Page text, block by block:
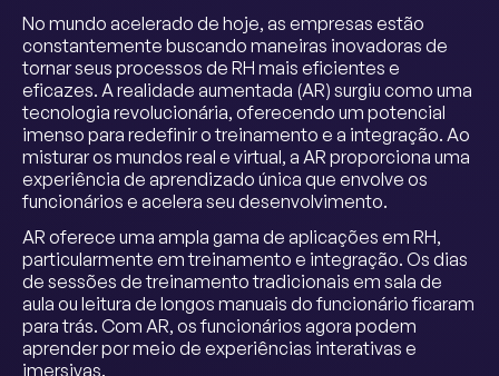
No mundo acelerado de hoje, as empresas estão
constantemente buscando maneiras inovadoras de
tornar seus processos de RH mais eficientes e
eficazes. A realidade aumentada (AR) surgiu como uma
tecnologia revolucionária, oferecendo um potencial
imenso para redefinir o treinamento e a integração. Ao
misturar os mundos real e virtual, a AR proporciona uma
experiência de aprendizado única que envolve os
funcionários e acelera seu desenvolvimento.
AR oferece uma ampla gama de aplicações em RH,
particularmente em treinamento e integração. Os dias
de sessões de treinamento tradicionais em sala de
aula ou leitura de longos manuais do funcionário ficaram
para trás. Com AR, os funcionários agora podem
aprender por meio de experiências interativas e
imersivas.